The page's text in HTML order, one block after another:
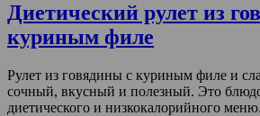
Диетический рулет из
куриным филе
Рулет из говядины с куриным филе и
сочный, вкусный и полезный. Это
диетического и низкокалорийного